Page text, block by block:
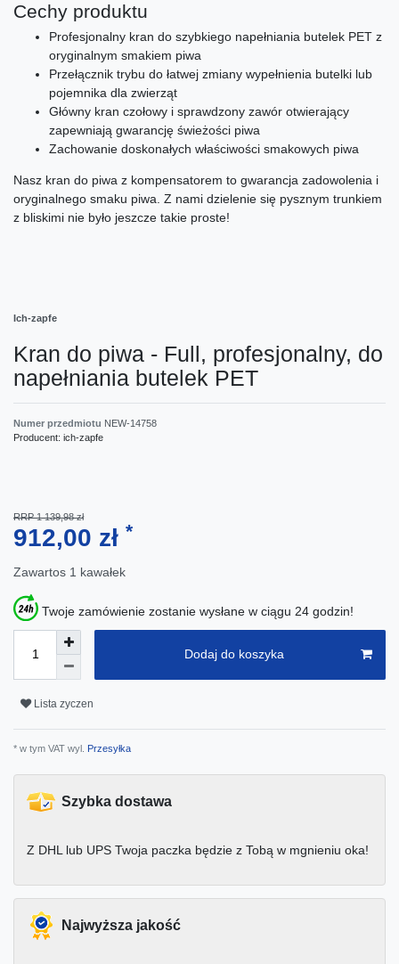
Cechy produktu
Profesjonalny kran do szybkiego napełniania butelek PET z
oryginalnym smakiem piwa
Przełącznik trybu do łatwej zmiany wypełnienia butelki lub
pojemnika dla zwierząt
Główny kran czołowy i sprawdzony zawór otwierający
zapewniają gwarancję świeżości piwa
Zachowanie doskonałych właściwości smakowych piwa
Nasz kran do piwa z kompensatorem to gwarancja zadowolenia i
oryginalnego smaku piwa. Z nami dzielenie się pysznym trunkiem
z bliskimi nie było jeszcze takie proste!
Ich-zapfe
Kran do piwa - Full, profesjonalny, do
napełniania butelek PET
Numer przedmiotu NEW-14758
Producent: ich-zapfe
RRP 1 139,98 zł
912,00 zł *
Zawartos 1 kawałek
Twoje zamówienie zostanie wysłane w ciągu 24 godzin!
Dodaj do koszyka
Lista zyczen
* w tym VAT wyl. Przesyłka
Szybka dostawa
Z DHL lub UPS Twoja paczka będzie z Tobą w mgnieniu oka!
Najwyższa jakość